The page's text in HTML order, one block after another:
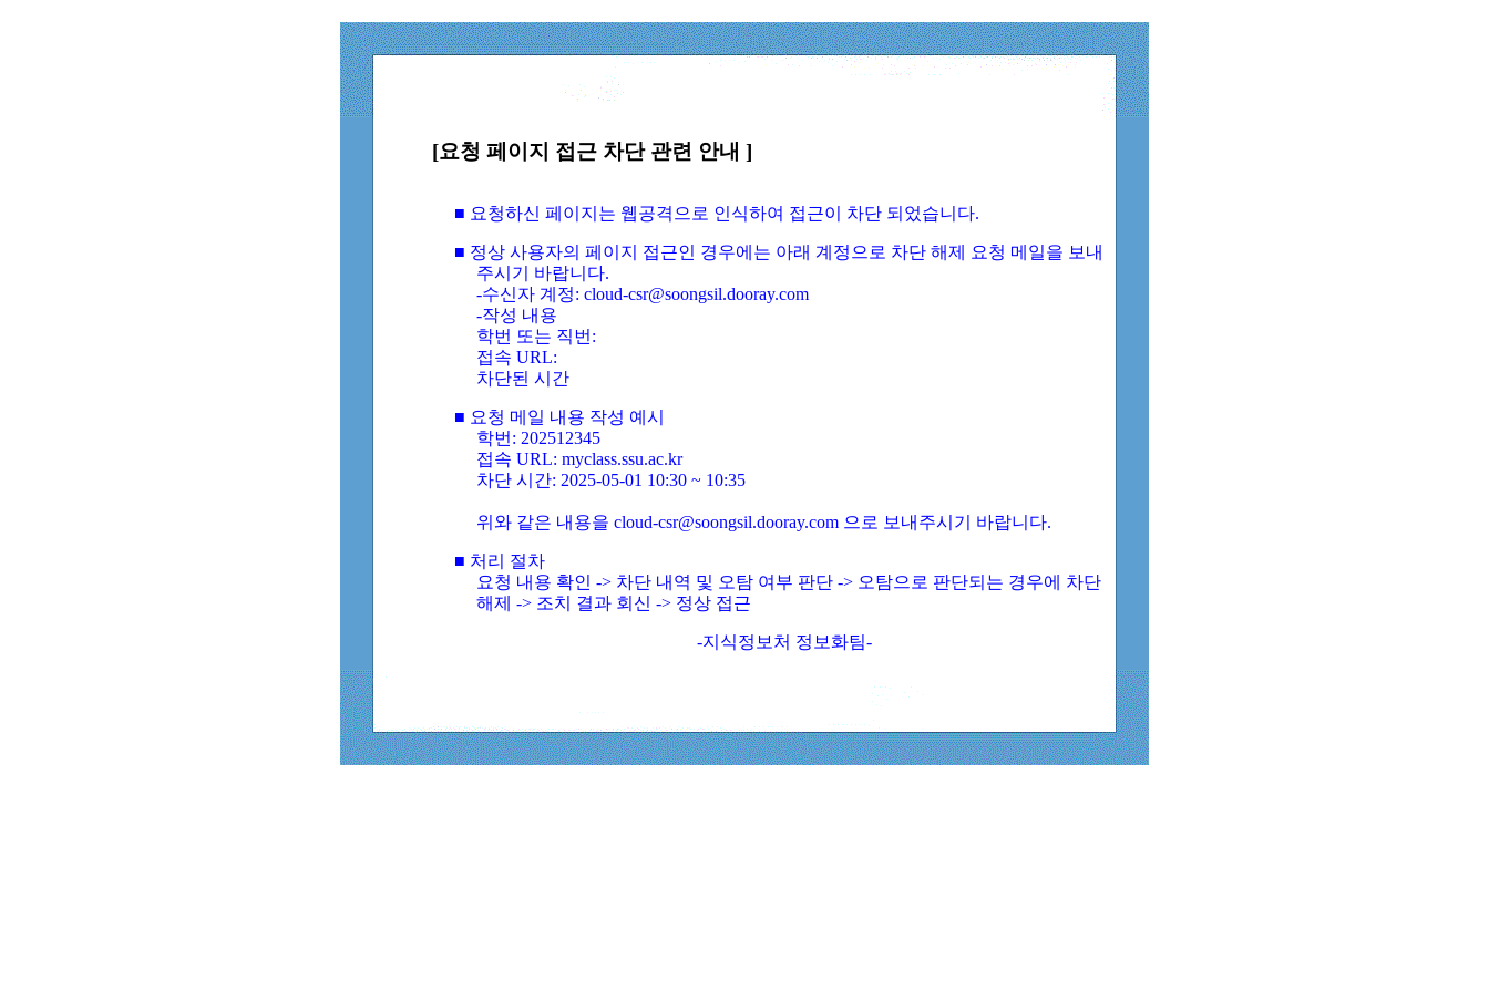
[요청 페이지 접근 차단 관련 안내 ]
■ 요청하신 페이지는 웹공격으로 인식하여 접근이 차단 되었습니다.
■ 정상 사용자의 페이지 접근인 경우에는 아래 계정으로 차단 해제 요청 메일을 보내
주시기 바랍니다.
-수신자 계정: cloud-csr@soongsil.dooray.com
-작성 내용
학번 또는 직번:
접속 URL:
차단된 시간
■ 요청 메일 내용 작성 예시
학번: 202512345
접속 URL: myclass.ssu.ac.kr
차단 시간: 2025-05-01 10:30 ~ 10:35
위와 같은 내용을 cloud-csr@soongsil.dooray.com 으로 보내주시기 바랍니다.
■ 처리 절차
요청 내용 확인 -> 차단 내역 및 오탐 여부 판단 -> 오탐으로 판단되는 경우에 차단
해제 -> 조치 결과 회신 -> 정상 접근
-지식정보처 정보화팀-